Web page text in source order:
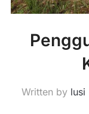
Written by lusi